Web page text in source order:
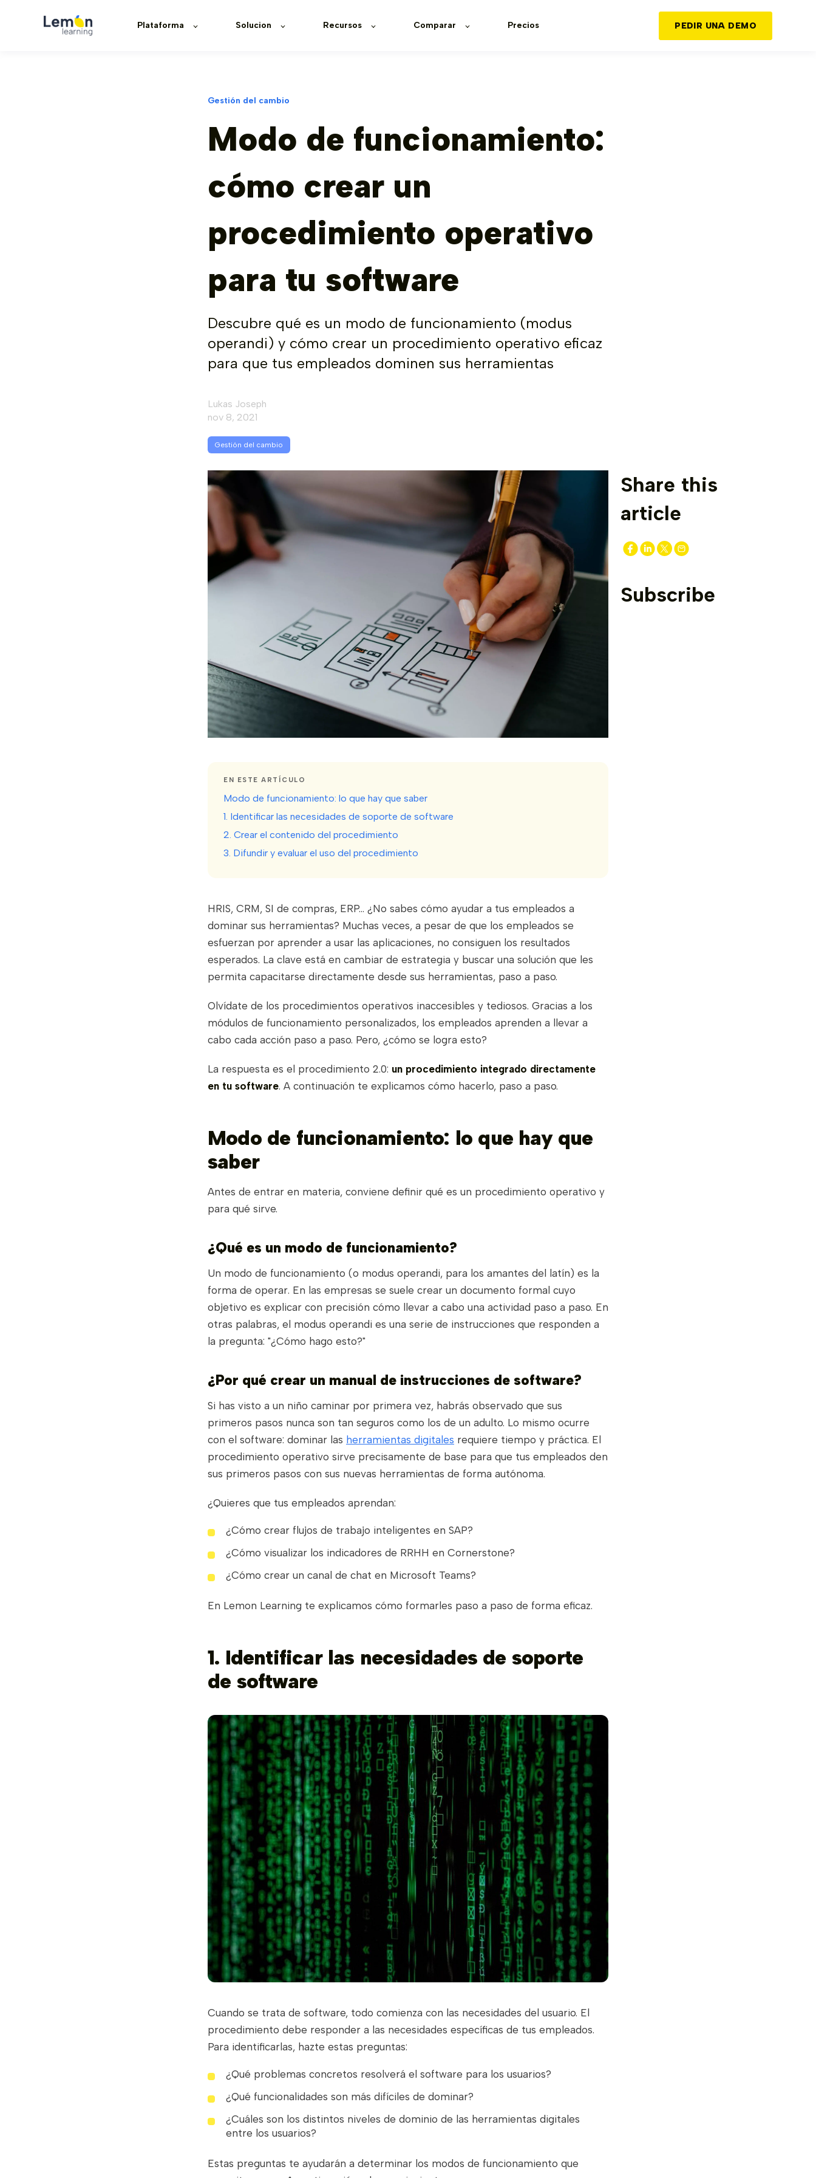
Plataforma Solucion Recursos Comparar Precios PEDIR UNA DEMO
Gestión del cambio
Modo de funcionamiento:
cómo crear un
procedimiento operativo
para tu software
Descubre qué es un modo de funcionamiento (modus
operandi) y cómo crear un procedimiento operativo eficaz
para que tus empleados dominen sus herramientas
Lukas Joseph
nov 8, 2021
Gestión del cambio
Share this
article
Subscribe
EN ESTE ARTÍCULO
Modo de funcionamiento: lo que hay que saber
1. Identificar las necesidades de soporte de software
2. Crear el contenido del procedimiento
3. Difundir y evaluar el uso del procedimiento
HRIS, CRM, SI de compras, ERP... ¿No sabes cómo ayudar a tus empleados a
dominar sus herramientas? Muchas veces, a pesar de que los empleados se
esfuerzan por aprender a usar las aplicaciones, no consiguen los resultados
esperados. La clave está en cambiar de estrategia y buscar una solución que les
permita capacitarse directamente desde sus herramientas, paso a paso.
Olvídate de los procedimientos operativos inaccesibles y tediosos. Gracias a los
módulos de funcionamiento personalizados, los empleados aprenden a llevar a
cabo cada acción paso a paso. Pero, ¿cómo se logra esto?
La respuesta es el procedimiento 2.0: un procedimiento integrado directamente
en tu software. A continuación te explicamos cómo hacerlo, paso a paso.
Modo de funcionamiento: lo que hay que
saber
Antes de entrar en materia, conviene definir qué es un procedimiento operativo y
para qué sirve.
¿Qué es un modo de funcionamiento?
Un modo de funcionamiento (o modus operandi, para los amantes del latín) es la
forma de operar. En las empresas se suele crear un documento formal cuyo
objetivo es explicar con precisión cómo llevar a cabo una actividad paso a paso. En
otras palabras, el modus operandi es una serie de instrucciones que responden a
la pregunta: "¿Cómo hago esto?"
¿Por qué crear un manual de instrucciones de software?
Si has visto a un niño caminar por primera vez, habrás observado que sus
primeros pasos nunca son tan seguros como los de un adulto. Lo mismo ocurre
con el software: dominar las herramientas digitales requiere tiempo y práctica. El
procedimiento operativo sirve precisamente de base para que tus empleados den
sus primeros pasos con sus nuevas herramientas de forma autónoma.
¿Quieres que tus empleados aprendan:
¿Cómo crear flujos de trabajo inteligentes en SAP?
¿Cómo visualizar los indicadores de RRHH en Cornerstone?
¿Cómo crear un canal de chat en Microsoft Teams?
En Lemon Learning te explicamos cómo formarles paso a paso de forma eficaz.
1. Identificar las necesidades de soporte
de software
Cuando se trata de software, todo comienza con las necesidades del usuario. El
procedimiento debe responder a las necesidades específicas de tus empleados.
Para identificarlas, hazte estas preguntas:
¿Qué problemas concretos resolverá el software para los usuarios?
¿Qué funcionalidades son más difíciles de dominar?
¿Cuáles son los distintos niveles de dominio de las herramientas digitales
entre los usuarios?
Estas preguntas te ayudarán a determinar los modos de funcionamiento que